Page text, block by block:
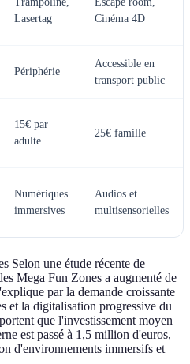
Lasertag
Cinéma 4D
Périphérie
Accessible en
transport public
15€ par
adulte
25€ famille
Numériques
immersives
Audios et
multisensorielles
Selon une étude récente de
Mega Fun Zones a augmenté de
par la demande croissante
et la digitalisation progressive du
que l'investissement moyen
est passé à 1,5 million d'euros,
d'environnements immersifs et